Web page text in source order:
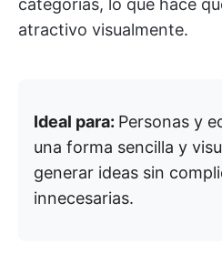
atractivo visualmente.
Ideal para: Personas y
una forma sencilla y
generar ideas sin
innecesarias.